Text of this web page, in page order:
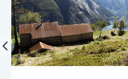
Previous